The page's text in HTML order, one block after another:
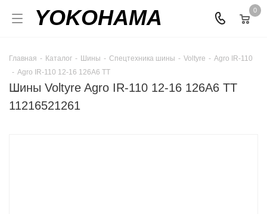
YOKOHAMA 0
Главная - Каталог - Шины - Спецтехника шины - Voltyre - Agro IR-110
- Agro IR-110 12-16 126A6 TT
Шины Voltyre Agro IR-110 12-16 126A6 TT
11216521261